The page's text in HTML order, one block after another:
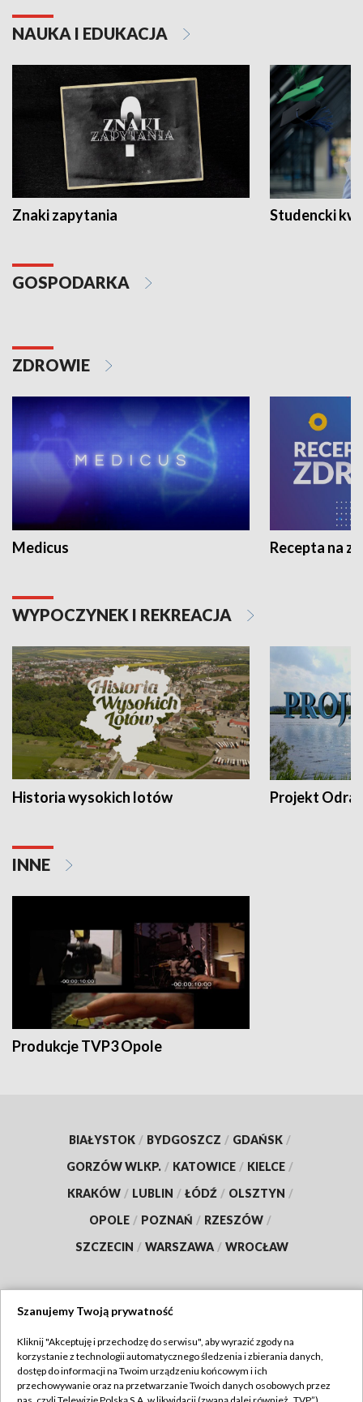
NAUKA I EDUKACJA
Znaki zapytania Studencki
GOSPODARKA
ZDROWIE
Medicus Recepta na
WYPOCZYNEK I REKREACJA
Historia wysokich lotów Projekt Odra
INNE
Produkcje TVP3 Opole
BIAŁYSTOK / BYDGOSZCZ / GDAŃSK /
GORZÓW WLKP. / KATOWICE / KIELCE /
KRAKÓW / LUBLIN / ŁÓDŹ / OLSZTYN /
OPOLE / POZNAŃ / RZESZÓW /
SZCZECIN / WARSZAWA / WROCŁAW
TVP
Abonament TVP
Regulamin TVP
Szanujemy Twoją prywatność
Kliknij "Akceptuję i przechodzę do serwisu", aby wyrazić zgody na
korzystanie z technologii automatycznego śledzenia i zbierania danych,
dostęp do informacji na Twoim urządzeniu końcowym i ich
przechowywanie oraz na przetwarzanie Twoich danych osobowych przez